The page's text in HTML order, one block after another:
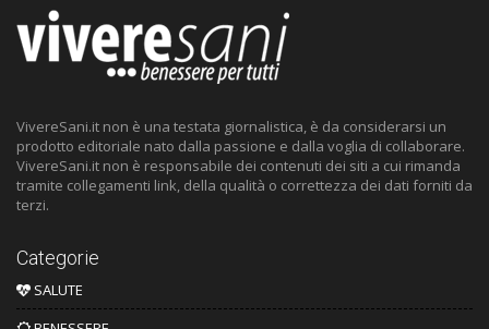
VivereSani.it non è una testata giornalistica, è da considerarsi un
prodotto editoriale nato dalla passione e dalla voglia di collaborare.
VivereSani.it non è responsabile dei contenuti dei siti a cui rimanda
tramite collegamenti link, della qualità o correttezza dei dati forniti da
terzi.
Categorie
SALUTE